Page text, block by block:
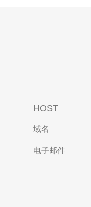
HOST
域名
电子邮件